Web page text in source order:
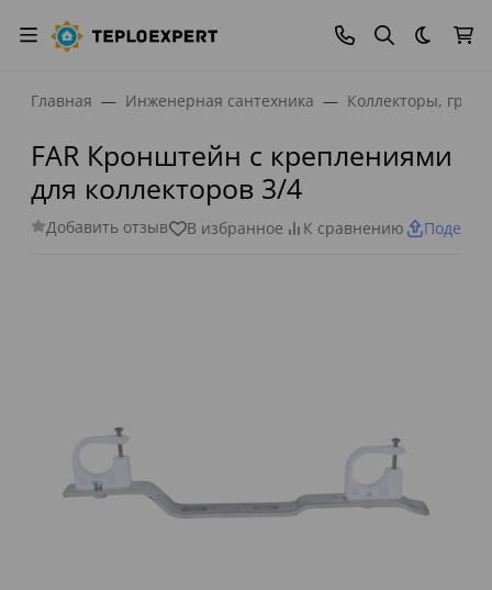
Темная
Главная Инженерная сантехника Коллекторы,
FAR Кронштейн с креплениями
для коллекторов 3/4
Добавить отзыв В избранное К сравнению